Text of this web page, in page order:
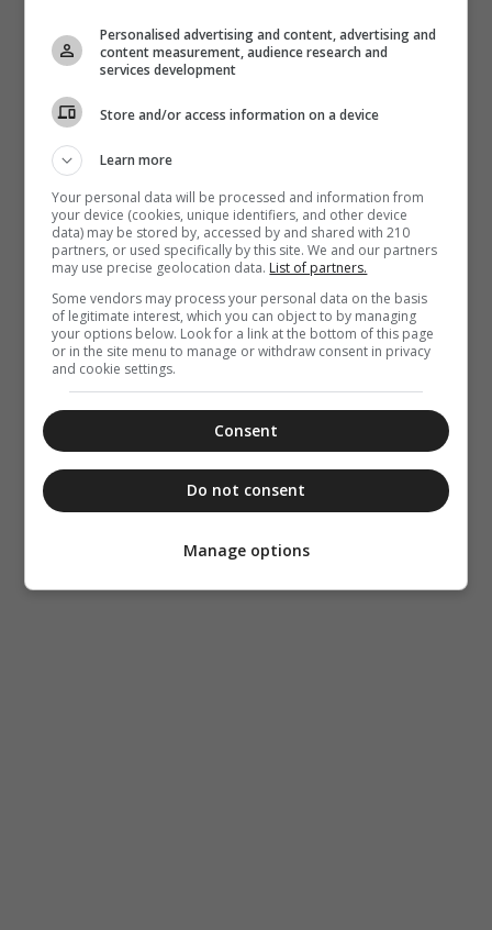
Personalised advertising and content, advertising and
content measurement, audience research and
services development
Store and/or access information on a device
Learn more
Your personal data will be processed and information from
your device (cookies, unique identifiers, and other device
data) may be stored by, accessed by and shared with 210
partners, or used specifically by this site. We and our partners
may use precise geolocation data. List of partners.
Some vendors may process your personal data on the basis
of legitimate interest, which you can object to by managing
your options below. Look for a link at the bottom of this page
or in the site menu to manage or withdraw consent in privacy
and cookie settings.
Consent
Do not consent
Manage options